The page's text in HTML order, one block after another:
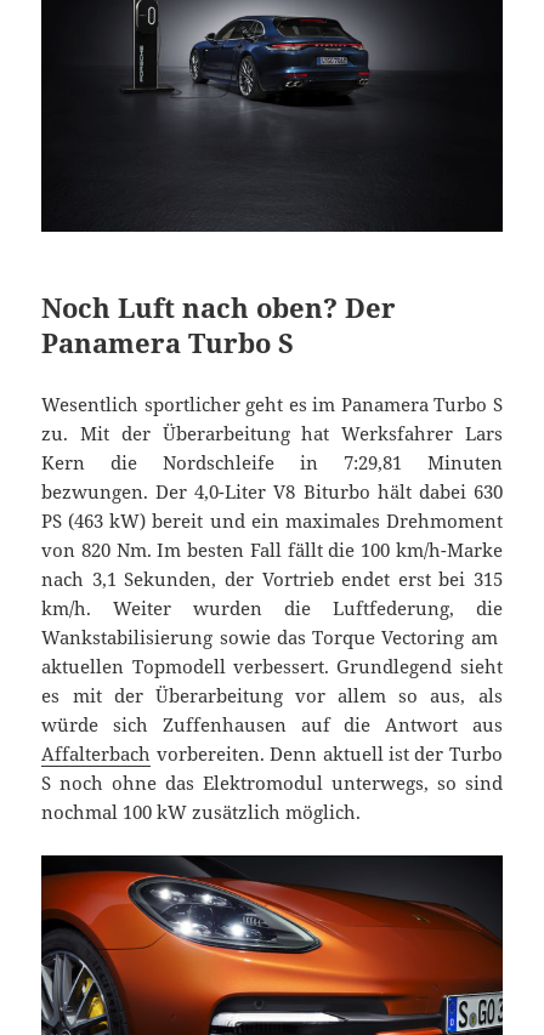
Noch Luft nach oben? Der
Panamera Turbo S
Wesentlich sportlicher geht es im Panamera Turbo S
zu. Mit der Überarbeitung hat Werksfahrer Lars
Kern die Nordschleife in 7:29,81 Minuten
bezwungen. Der 4,0-Liter V8 Biturbo hält dabei 630
PS (463 kW) bereit und ein maximales Drehmoment
von 820 Nm. Im besten Fall fällt die 100 km/h-Marke
nach 3,1 Sekunden, der Vortrieb endet erst bei 315
km/h. Weiter wurden die Luftfederung, die
Wankstabilisierung sowie das Torque Vectoring am
aktuellen Topmodell verbessert. Grundlegend sieht
es mit der Überarbeitung vor allem so aus, als
würde sich Zuffenhausen auf die Antwort aus
Affalterbach vorbereiten. Denn aktuell ist der Turbo
S noch ohne das Elektromodul unterwegs, so sind
nochmal 100 kW zusätzlich möglich.